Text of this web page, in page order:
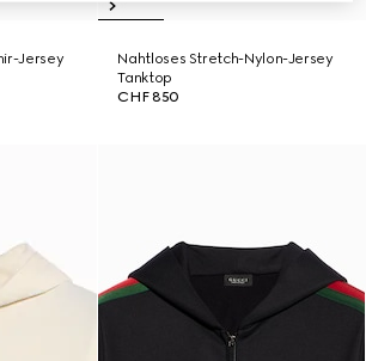
Jersey
Nahtloses Stretch-Nylon-Jersey
Tanktop
CHF 850